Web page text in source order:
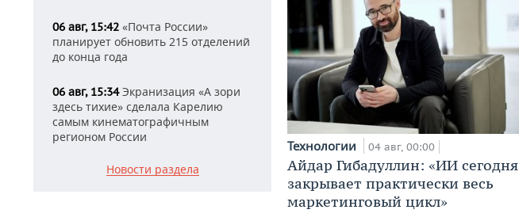
06 авг, 15:42 «Почта России»
планирует обновить 215 отделений
до конца года
06 авг, 15:34Экранизация «А зори
здесь тихие» сделала Карелию
самым кинематографичным
регионом России
Новости раздела
Технологии 04 авг, 00:00
Айдар Гибадуллин: «ИИ сегодня
закрывает практически весь
маркетинговый цикл»